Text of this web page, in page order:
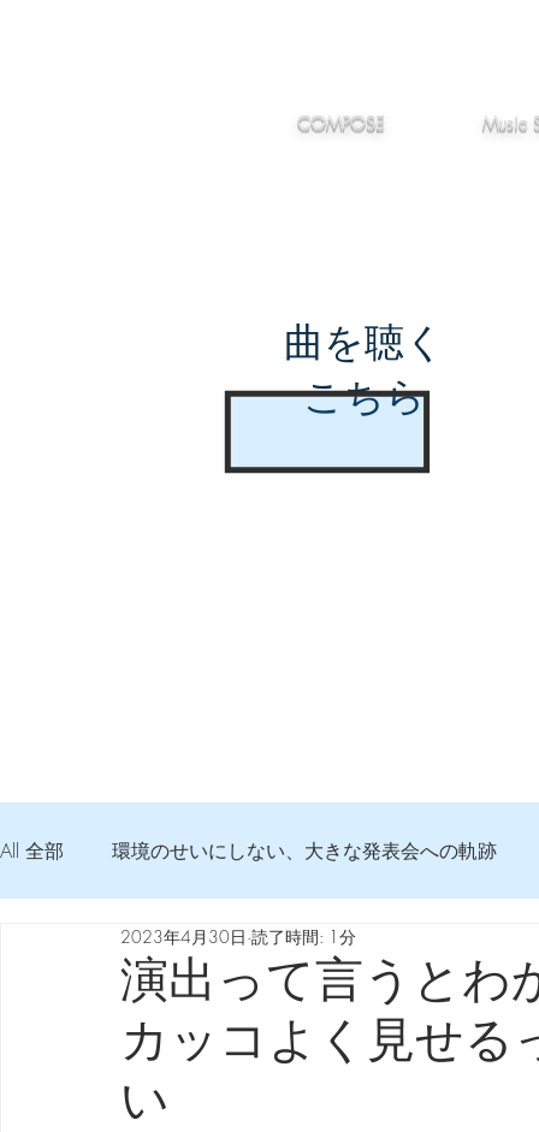
COMPOSE Music
曲を聴く
こちら
All 全部 環境のせいにしない、大きな発表会への軌跡
弦交換の記録 DTM 始める 知っておきたいコト
Imanjy Studio 使われているモノ 食べんじーの美味
演出って言うとわ
カッコよく見せる
い
2023年4月30日 読了時間: 1分